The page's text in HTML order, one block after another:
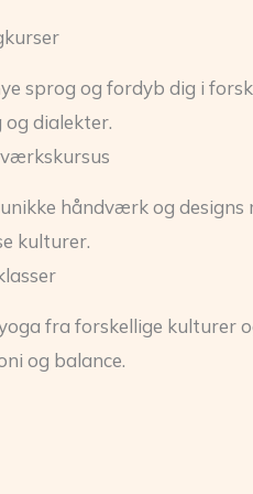
sprog og fordyb dig i
og dialekter.
håndværk og designs
kulturer.
fra forskellige kulturer
og balance.